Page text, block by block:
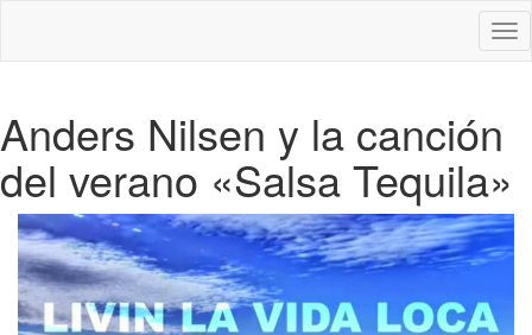
Anders Nilsen y la canción
del verano «Salsa Tequila»